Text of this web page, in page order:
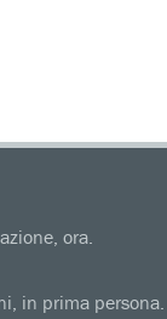
ora.
in prima persona.